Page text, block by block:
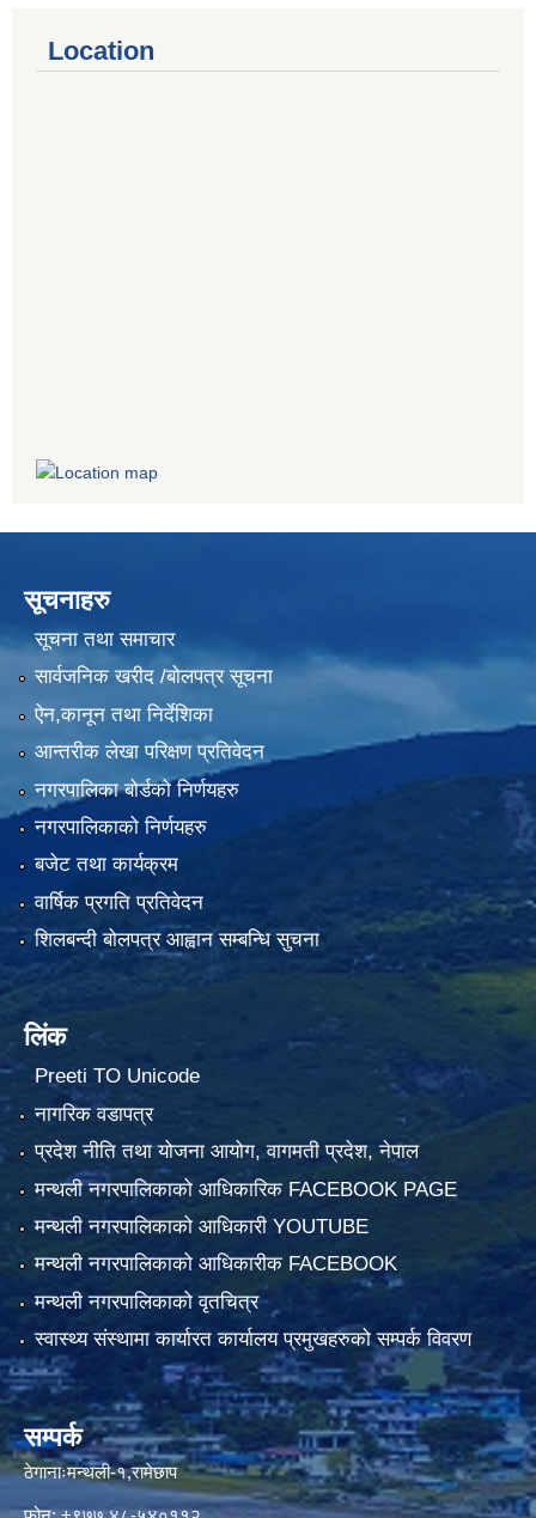
Location
सूचनाहरु
सूचना तथा समाचार
सार्वजनिक खरीद /बोलपत्र सूचना
ऐन,कानून तथा निर्देशिका
आन्तरीक लेखा परिक्षण प्रतिवेदन
नगरपालिका बोर्डको निर्णयहरु
नगरपालिकाको निर्णयहरु
बजेट तथा कार्यक्रम
वार्षिक प्रगति प्रतिवेदन
शिलबन्दी बोलपत्र आह्वान सम्बन्धि सुचना
लिंक
Preeti TO Unicode
नागरिक वडापत्र
प्रदेश नीति तथा योजना आयोग, वागमती प्रदेश, नेपाल
मन्थली नगरपालिकाको आधिकारिक FACEBOOK PAGE
मन्थली नगरपालिकाको आधिकारी YOUTUBE
मन्थली नगरपालिकाको आधिकारीक FACEBOOK
मन्थली नगरपालिकाको वृतचित्र
स्वास्थ्य संस्थामा कार्यारत कार्यालय प्रमुखहरुको सम्पर्क विवरण
सम्पर्क
ठेगानाःमन्थली-१,रामेछाप